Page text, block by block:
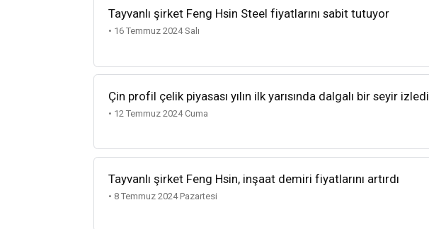
Tayvanlı şirket Feng Hsin Steel fiyatlarını sabit tutuyor
• 16 Temmuz 2024 Salı
Çin profil çelik piyasası yılın ilk yarısında dalgalı bir seyir izledi
• 12 Temmuz 2024 Cuma
Tayvanlı şirket Feng Hsin, inşaat demiri fiyatlarını artırdı
• 8 Temmuz 2024 Pazartesi